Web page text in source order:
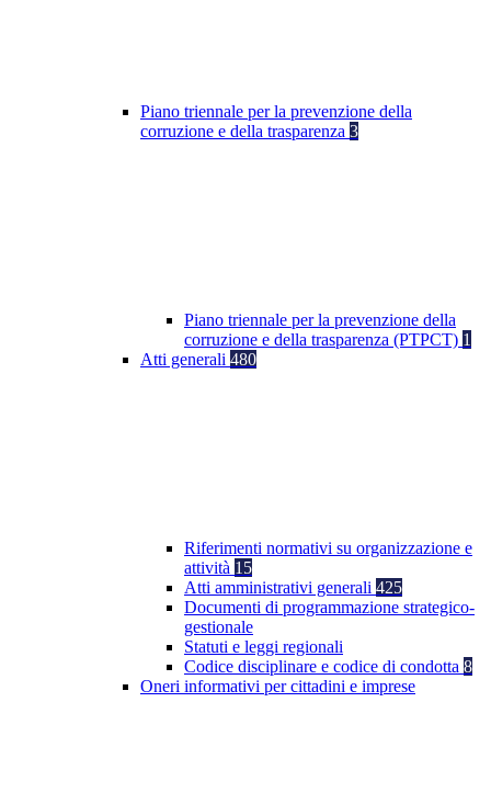
Piano triennale per la prevenzione della
corruzione e della trasparenza 3
Piano triennale per la prevenzione della
corruzione e della trasparenza (PTPCT) 1
Atti generali 480
Riferimenti normativi su organizzazione e
attività 15
Atti amministrativi generali 425
Documenti di programmazione strategico-
gestionale
Statuti e leggi regionali
Codice disciplinare e codice di condotta 8
Oneri informativi per cittadini e imprese